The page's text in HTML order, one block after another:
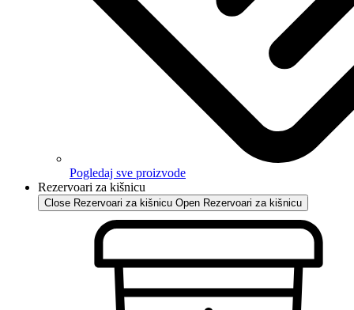
Pogledaj sve proizvode
Rezervoari za kišnicu
Close Rezervoari za kišnicu Open Rezervoari za kišnicu